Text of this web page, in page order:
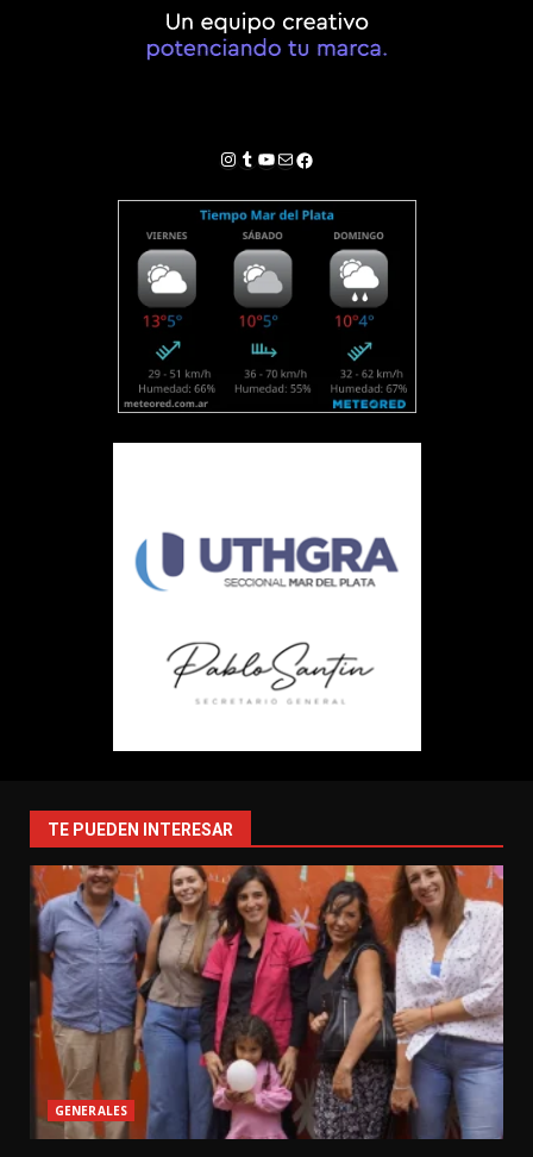
Instagram
Tumblr
YouTube
Correo electrónico
Facebook
TE PUEDEN INTERESAR
GENERALES